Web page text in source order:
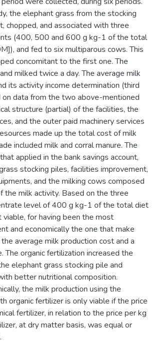
the elephant grass from the stocking
chopped, and associated with three
(400, 500 and 600 g kg-1 of the total
and fed to six multiparous cows. This
concomitant to the first one. The
milked twice a day. The average milk
its activity income determination (third
data from the two above-mentioned
structure (partial) of the facilities, the
and the outer paid machinery services
made up the total cost of milk
included milk and corral manure. The
applied in the bank savings account,
stocking piles, facilities improvement,
and the milking cows composed
the milk activity. Based on the three
level of 400 g kg-1 of the total diet
for having been the most
and economically the one that make
average milk production cost and a
The organic fertilization increased the
elephant grass stocking pile and
better nutritional composition.
the milk production using the
organic fertilizer is only viable if the price
fertilizer, in relation to the price per kg
at dry matter basis, was equal or